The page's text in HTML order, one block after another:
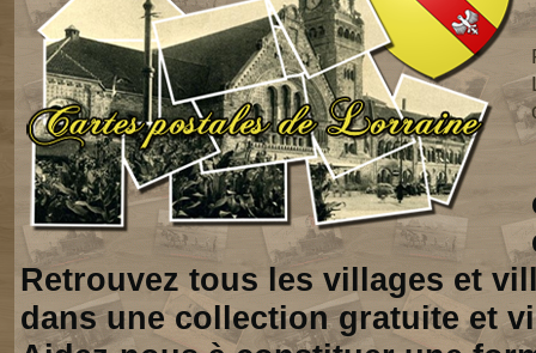
Retrouvez tous les villages et
dans une collection gratuite et